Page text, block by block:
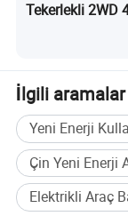
Tekerlekli 2WD
Kullanılmış
İlgili aramalar
Yeni Enerji
Çin Yeni Enerji
Elektrikli Araç